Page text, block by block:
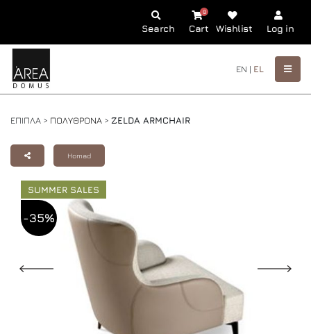
Search Cart
0
Wishlist Log in
EN | EL
ΕΠΙΠΛΑ > ΠΟΛΥΘΡΟΝΑ > ZELDA ARMCHAIR
Homad
SUMMER SALES
-35%